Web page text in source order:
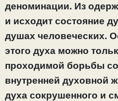
деноминации. Из
и исходит состояние
душах человеческих.
этого духа можно
проходимой борьбы
внутренней духовной
духа сокрушенного и